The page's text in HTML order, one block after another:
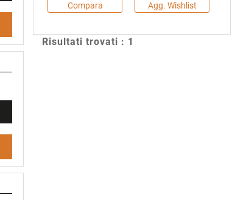
Compara Agg. Wishlist
Risultati trovati : 1